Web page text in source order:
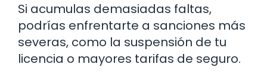
Si acumulas demasiadas faltas,
podrías enfrentarte a sanciones más
severas, como la suspensión de tu
licencia o mayores tarifas de seguro.